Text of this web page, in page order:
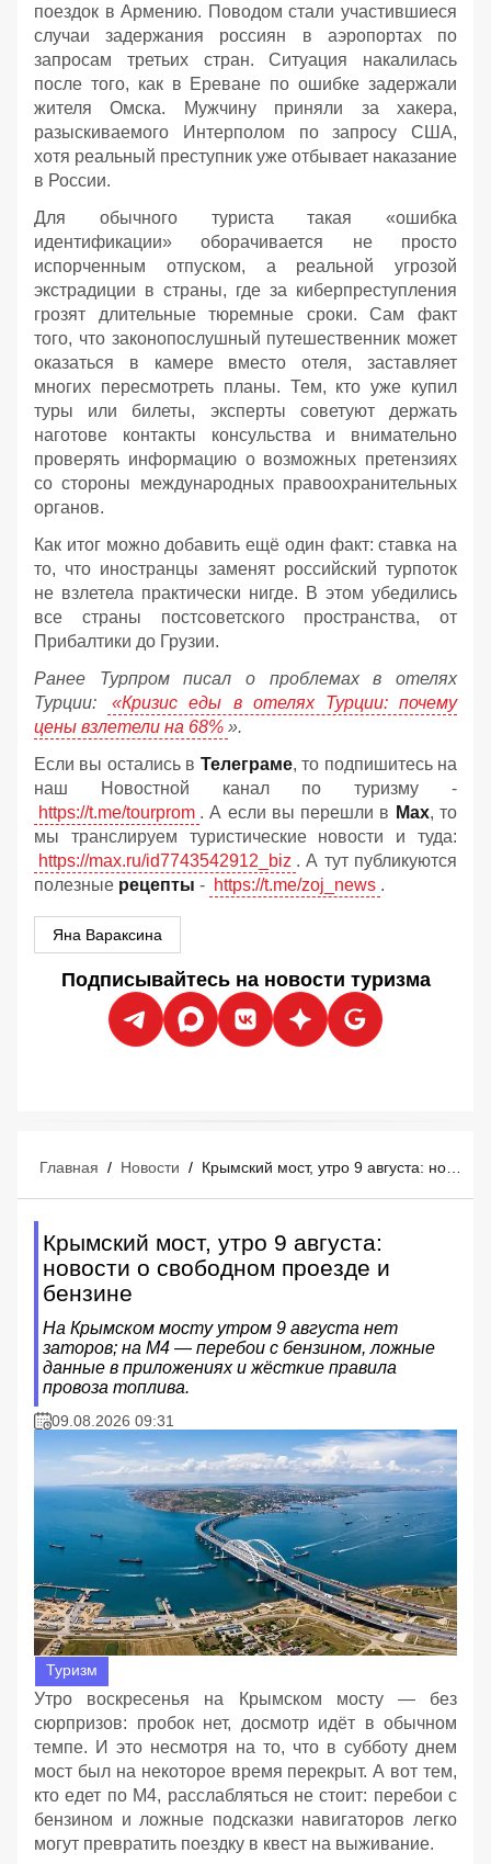
поездок в Армению. Поводом стали участившиеся
случаи задержания россиян в аэропортах по
запросам третьих стран. Ситуация накалилась
после того, как в Ереване по ошибке задержали
жителя Омска. Мужчину приняли за хакера,
разыскиваемого Интерполом по запросу США,
хотя реальный преступник уже отбывает наказание
в России.
Для обычного туриста такая «ошибка
идентификации» оборачивается не просто
испорченным отпуском, а реальной угрозой
экстрадиции в страны, где за киберпреступления
грозят длительные тюремные сроки. Сам факт
того, что законопослушный путешественник может
оказаться в камере вместо отеля, заставляет
многих пересмотреть планы. Тем, кто уже купил
туры или билеты, эксперты советуют держать
наготове контакты консульства и внимательно
проверять информацию о возможных претензиях
со стороны международных правоохранительных
органов.
Как итог можно добавить ещё один факт: ставка на
то, что иностранцы заменят российский турпоток
не взлетела практически нигде. В этом убедились
все страны постсоветского пространства, от
Прибалтики до Грузии.
Ранее Турпром писал о проблемах в отелях
Турции:
«Кризис еды в отелях Турции: почему
цены взлетели на 68% ».
Если вы остались в Телеграме, то подпишитесь на
наш Новостной канал по туризму -
https://t.me/tourprom . А если вы перешли в Мах, то
мы транслируем туристические новости и туда:
https://max.ru/id7743542912_biz . А тут публикуются
полезные рецепты - https://t.me/zoj_news .
Яна Вараксина
Подписывайтесь на новости туризма
Главная / Новости /
Крымский мост, утро 9 августа:
новости о свободном проезде и
бензине
На Крымском мосту утром 9 августа нет
заторов; на М4 — перебои с бензином, ложные
данные в приложениях и жёсткие правила
провоза топлива.
09.08.2026 09:31
Туризм
Утро воскресенья на Крымском мосту — без
сюрпризов: пробок нет, досмотр идёт в обычном
темпе. И это несмотря на то, что в субботу днем
мост был на некоторое время перекрыт. А вот тем,
кто едет по М4, расслабляться не стоит: перебои с
бензином и ложные подсказки навигаторов легко
могут превратить поездку в квест на выживание.